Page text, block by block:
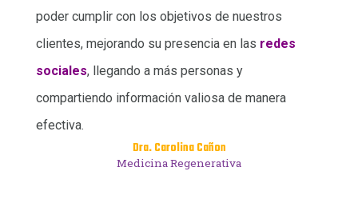
poder cumplir con los objetivos de nuestros
clientes, mejorando su presencia en las redes
sociales, llegando a más personas y
compartiendo información valiosa de manera
efectiva.
Dra. Carolina Cañon
Medicina Regenerativa